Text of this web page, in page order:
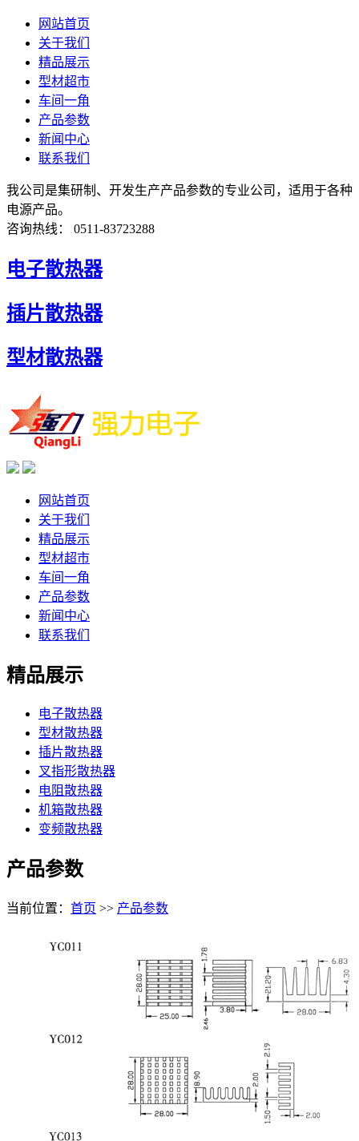
网站首页
关于我们
精品展示
型材超市
车间一角
产品参数
新闻中心
联系我们
我公司是集研制、开发生产产品参数的专业公司，适用于各种
电源产品。
咨询热线： 0511-83723288
电子散热器
插片散热器
型材散热器
网站首页
关于我们
精品展示
型材超市
车间一角
产品参数
新闻中心
联系我们
精品展示
电子散热器
型材散热器
插片散热器
叉指形散热器
电阻散热器
机箱散热器
变频散热器
产品参数
当前位置： 首页 >> 产品参数